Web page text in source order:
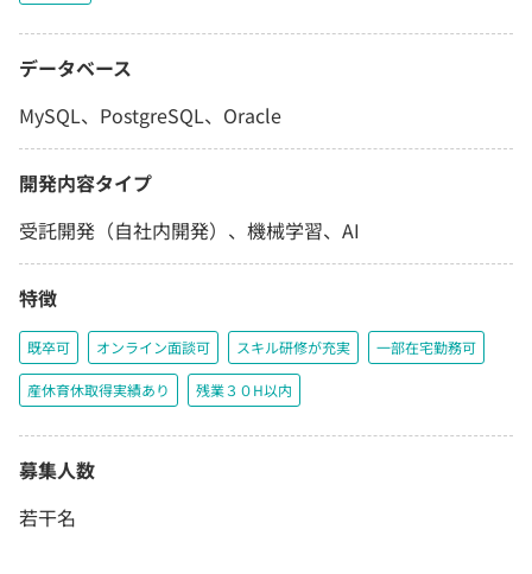
データベース
MySQL、PostgreSQL、Oracle
開発内容タイプ
受託開発（自社内開発）、機械学習、AI
特徴
既卒可 オンライン面談可 スキル研修が充実 一部在宅勤務可
産休育休取得実績あり 残業３０H以内
募集人数
若干名